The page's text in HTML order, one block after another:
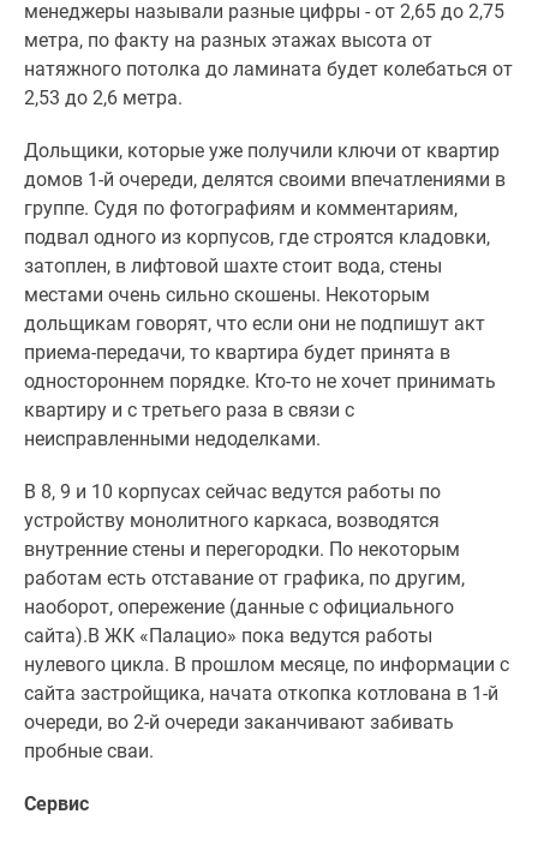
менеджеры называли разные цифры - от 2,65 до 2,75
метра, по факту на разных этажах высота от
натяжного потолка до ламината будет колебаться от
2,53 до 2,6 метра.
Дольщики, которые уже получили ключи от квартир
домов 1-й очереди, делятся своими впечатлениями в
группе. Судя по фотографиям и комментариям,
подвал одного из корпусов, где строятся кладовки,
затоплен, в лифтовой шахте стоит вода, стены
местами очень сильно скошены. Некоторым
дольщикам говорят, что если они не подпишут акт
приема-передачи, то квартира будет принята в
одностороннем порядке. Кто-то не хочет принимать
квартиру и с третьего раза в связи с
неисправленными недоделками.
В 8, 9 и 10 корпусах сейчас ведутся работы по
устройству монолитного каркаса, возводятся
внутренние стены и перегородки. По некоторым
работам есть отставание от графика, по другим,
наоборот, опережение (данные с официального
сайта).В ЖК «Палацио» пока ведутся работы
нулевого цикла. В прошлом месяце, по информации с
сайта застройщика, начата откопка котлована в 1-й
очереди, во 2-й очереди заканчивают забивать
пробные сваи.
Сервис